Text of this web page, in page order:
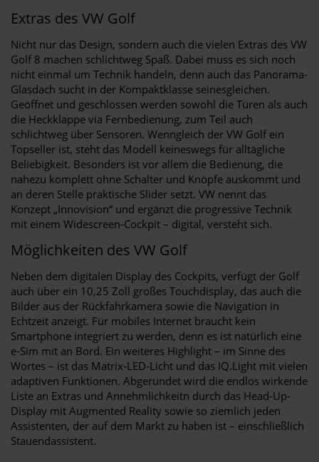
Extras des VW Golf
Nicht nur das Design, sondern auch die vielen Extras des VW
Golf 8 machen schlichtweg Spaß. Dabei muss es sich noch
nicht einmal um Technik handeln, denn auch das Panorama-
Glasdach sucht in der Kompaktklasse seinesgleichen.
Geöffnet und geschlossen werden sowohl die Türen als auch
die Heckklappe via Fernbedienung, zum Teil auch
schlichtweg über Sensoren. Wenngleich der VW Golf ein
Topseller ist, steht das Modell keineswegs für alltägliche
Beliebigkeit. Besonders ist vor allem die Bedienung, die
nahezu komplett ohne Schalter und Knöpfe auskommt und
an deren Stelle praktische Slider setzt. VW nennt das
Konzept „Innovision“ und ergänzt die progressive Technik
mit einem Widescreen-Cockpit – digital, versteht sich.
Möglichkeiten des VW Golf
Neben dem digitalen Display des Cockpits, verfügt der Golf
auch über ein 10,25 Zoll großes Touchdisplay, das auch die
Bilder aus der Rückfahrkamera sowie die Navigation in
Echtzeit anzeigt. Für mobiles Internet braucht kein
Smartphone integriert zu werden, denn es ist natürlich eine
e-Sim mit an Bord. Ein weiteres Highlight – im Sinne des
Wortes – ist das Matrix-LED-Licht und das IQ.Light mit vielen
adaptiven Funktionen. Abgerundet wird die endlos wirkende
Liste an Extras und Annehmlichkeitn durch das Head-Up-
Display mit Augmented Reality sowie so ziemlich jeden
Assistenten, der auf dem Markt zu haben ist – einschließlich
Stauendassistent.